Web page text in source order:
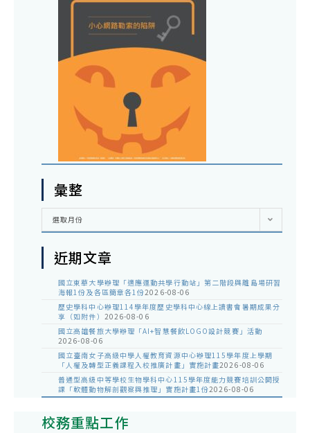
彙整
彙
選取月份
近期文章
國立東華大學辦理「適應運動共學行動站」第二階段與離島場研習
海報1份及各區簡章各1份2026-08-06
歷史學科中心辦理114學年度歷史學科中心線上讀書會暑期成果分
享（如附件） 2026-08-06
國立高雄餐旅大學辦理「AI+智慧餐飲LOGO設計競賽」活動
2026-08-06
國立臺南女子高級中學人權教育資源中心辦理115學年度上學期
「人權及轉型正義課程入校推廣計畫」實施計畫2026-08-06
普通型高級中等學校生物學科中心115學年度能力競賽培訓公開授
課「軟體動物解剖觀察與推理」實施計畫1份2026-08-06
校務重點工作